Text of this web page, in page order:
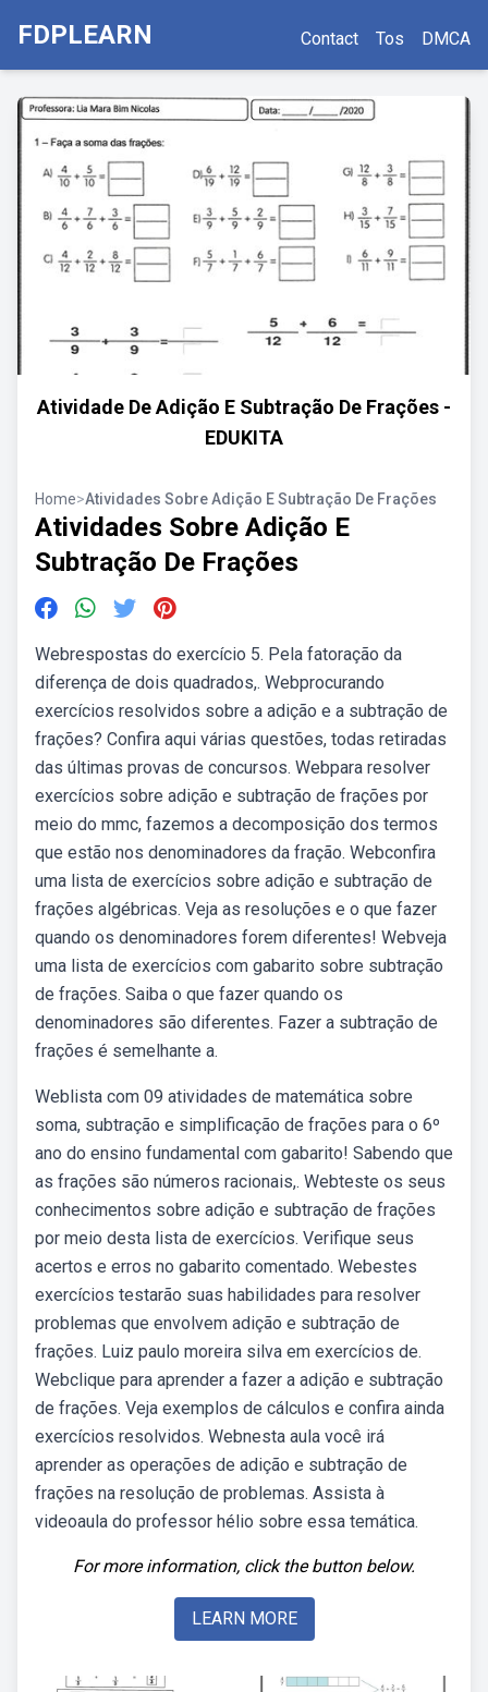
FDPLEARN Contact Tos DMCA
Atividade De Adição E Subtração De Frações -
EDUKITA
Home>Atividades Sobre Adição E Subtração De Frações
Atividades Sobre Adição E
Subtração De Frações
Webrespostas do exercício 5. Pela fatoração da
diferença de dois quadrados,. Webprocurando
exercícios resolvidos sobre a adição e a subtração de
frações? Confira aqui várias questões, todas retiradas
das últimas provas de concursos. Webpara resolver
exercícios sobre adição e subtração de frações por
meio do mmc, fazemos a decomposição dos termos
que estão nos denominadores da fração. Webconfira
uma lista de exercícios sobre adição e subtração de
frações algébricas. Veja as resoluções e o que fazer
quando os denominadores forem diferentes! Webveja
uma lista de exercícios com gabarito sobre subtração
de frações. Saiba o que fazer quando os
denominadores são diferentes. Fazer a subtração de
frações é semelhante a.
Weblista com 09 atividades de matemática sobre
soma, subtração e simplificação de frações para o 6º
ano do ensino fundamental com gabarito! Sabendo que
as frações são números racionais,. Webteste os seus
conhecimentos sobre adição e subtração de frações
por meio desta lista de exercícios. Verifique seus
acertos e erros no gabarito comentado. Webestes
exercícios testarão suas habilidades para resolver
problemas que envolvem adição e subtração de
frações. Luiz paulo moreira silva em exercícios de.
Webclique para aprender a fazer a adição e subtração
de frações. Veja exemplos de cálculos e confira ainda
exercícios resolvidos. Webnesta aula você irá
aprender as operações de adição e subtração de
frações na resolução de problemas. Assista à
videoaula do professor hélio sobre essa temática.
For more information, click the button below.
LEARN MORE